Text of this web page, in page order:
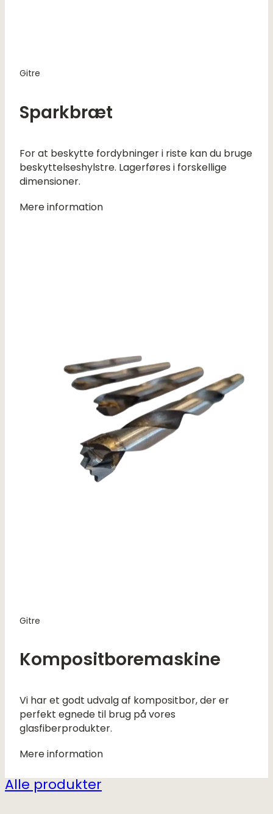
Gitre
Sparkbræt
For at beskytte fordybninger i riste kan du bruge
beskyttelseshylstre. Lagerføres i forskellige
dimensioner.
Mere information
Gitre
Kompositboremaskine
Vi har et godt udvalg af kompositbor, der er
perfekt egnede til brug på vores
glasfiberprodukter.
Mere information
Alle produkter